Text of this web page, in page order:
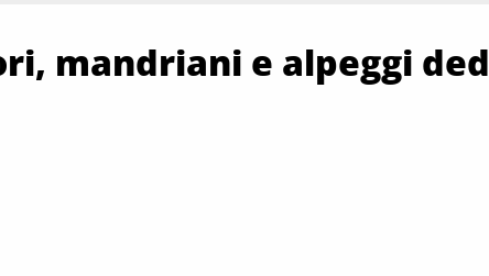
mandriani e alpeggi